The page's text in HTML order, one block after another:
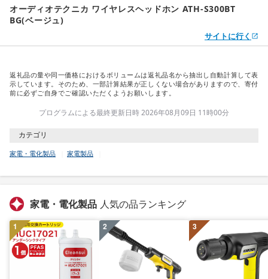
オーディオテクニカ ワイヤレスヘッドホン ATH-S300BT
BG(ベージュ)
サイトに行く
返礼品の量や同一価格におけるボリュームは返礼品名から抽出し自動計算して表
示しています。そのため、一部計算結果が正しくない場合がありますので、寄付
前に必ずご自身でご確認いただくようお願いします。
プログラムによる最終更新日時 2026年08月09日 11時00分
カテゴリ
家電・電化製品 家電製品
家電・電化製品 人気の品ランキング
1 2 3